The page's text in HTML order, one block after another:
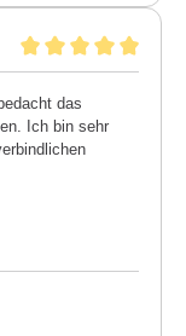
das
Ich bin sehr